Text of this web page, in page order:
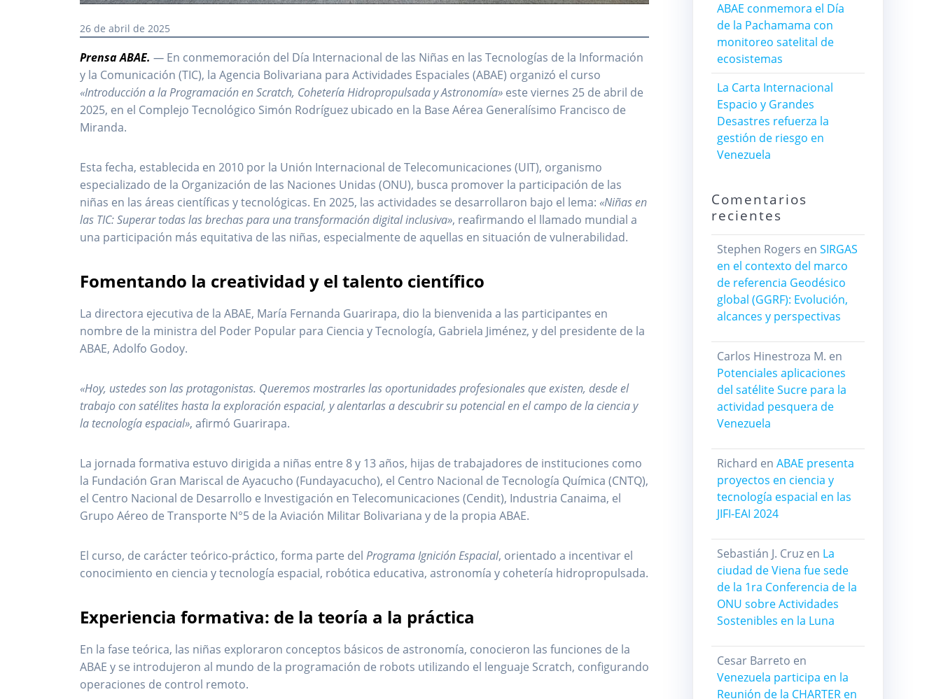
26 de abril de 2025
Prensa ABAE. — En conmemoración del Día Internacional de las Niñas en las Tecnologías de la Información
y la Comunicación (TIC), la Agencia Bolivariana para Actividades Espaciales (ABAE) organizó el curso
«Introducción a la Programación en Scratch, Cohetería Hidropropulsada y Astronomía» este viernes 25 de abril de
2025, en el Complejo Tecnológico Simón Rodríguez ubicado en la Base Aérea Generalísimo Francisco de
Miranda.
Esta fecha, establecida en 2010 por la Unión Internacional de Telecomunicaciones (UIT), organismo
especializado de la Organización de las Naciones Unidas (ONU), busca promover la participación de las
niñas en las áreas científicas y tecnológicas. En 2025, las actividades se desarrollaron bajo el lema: «Niñas en
las TIC: Superar todas las brechas para una transformación digital inclusiva», reafirmando el llamado mundial a
una participación más equitativa de las niñas, especialmente de aquellas en situación de vulnerabilidad.
Fomentando la creatividad y el talento científico
La directora ejecutiva de la ABAE, María Fernanda Guarirapa, dio la bienvenida a las participantes en
nombre de la ministra del Poder Popular para Ciencia y Tecnología, Gabriela Jiménez, y del presidente de la
ABAE, Adolfo Godoy.
«Hoy, ustedes son las protagonistas. Queremos mostrarles las oportunidades profesionales que existen, desde el
trabajo con satélites hasta la exploración espacial, y alentarlas a descubrir su potencial en el campo de la ciencia y
la tecnología espacial», afirmó Guarirapa.
La jornada formativa estuvo dirigida a niñas entre 8 y 13 años, hijas de trabajadores de instituciones como
la Fundación Gran Mariscal de Ayacucho (Fundayacucho), el Centro Nacional de Tecnología Química (CNTQ),
el Centro Nacional de Desarrollo e Investigación en Telecomunicaciones (Cendit), Industria Canaima, el
Grupo Aéreo de Transporte N°5 de la Aviación Militar Bolivariana y de la propia ABAE.
El curso, de carácter teórico-práctico, forma parte delPrograma Ignición Espacial, orientado a incentivar el
conocimiento en ciencia y tecnología espacial, robótica educativa, astronomía y cohetería hidropropulsada.
Experiencia formativa: de la teoría a la práctica
En la fase teórica, las niñas exploraron conceptos básicos de astronomía, conocieron las funciones de la
ABAE y se introdujeron al mundo de la programación de robots utilizando el lenguaje Scratch, configurando
operaciones de control remoto.
ABAE conmemora el Día
de la Pachamama con
monitoreo satelital de
ecosistemas
La Carta Internacional
Espacio y Grandes
Desastres refuerza la
gestión de riesgo en
Venezuela
Comentarios
recientes
Stephen Rogers en SIRGAS
en el contexto del marco
de referencia Geodésico
global (GGRF): Evolución,
alcances y perspectivas
Carlos Hinestroza M. en
Potenciales aplicaciones
del satélite Sucre para la
actividad pesquera de
Venezuela
Richard en ABAE presenta
proyectos en ciencia y
tecnología espacial en las
JIFI-EAI 2024
Sebastián J. Cruzen La
ciudad de Viena fue sede
de la 1ra Conferencia de la
ONU sobre Actividades
Sostenibles en la Luna
Cesar Barreto en
Venezuela participa en la
Reunión de la CHARTER en